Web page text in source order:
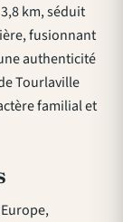
km, séduit
fusionnant
authenticité
Tourlaville
familial et